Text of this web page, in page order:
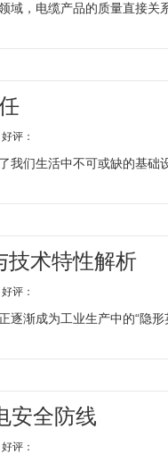
域，电缆产品的质量直接关
好评：
我们生活中不可或缺的基础
技术特性解析
好评：
渐成为工业生产中的“隐形
安全防线
好评：